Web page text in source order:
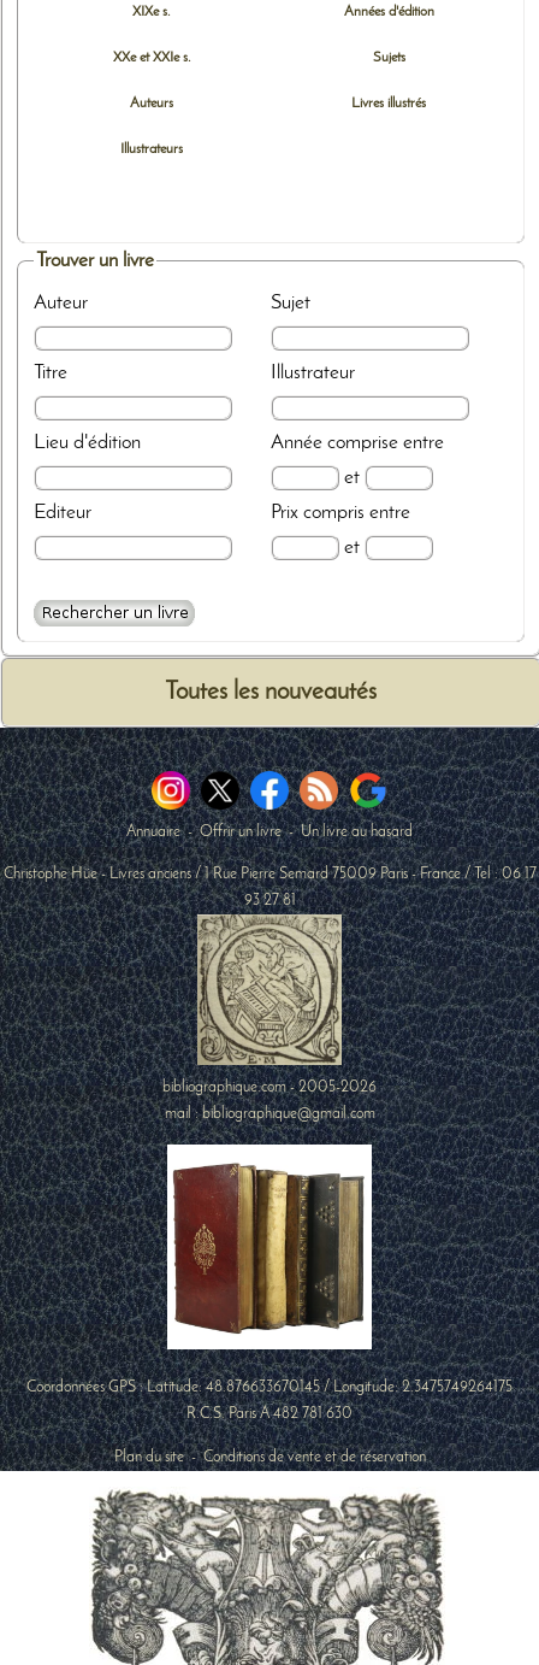
XIXe s.
XXe et XXIe s.
Auteurs
Illustrateurs
Années d'édition
Sujets
Livres illustrés
Trouver un livre
Auteur
Titre
Lieu d'édition
Editeur
Sujet
Illustrateur
Annéecomprise entre
et
Prixcompris entre
et
Toutes les nouveautés
Annuaire-Offrir un livre-Un livre au hasard
Christophe Hüe - Livres anciens /1 Rue Pierre Semard 75009 Paris-France / Tel :06 17
93 27 81
bibliographique.com - 2005-2026
mail : bibliographique@gmail.com
Coordonnées GPS : Latitude:48.876633670145/ Longitude:2.3475749264175
R.C.S. Paris A 482 781 630
Plan du site-Conditions de vente et de réservation